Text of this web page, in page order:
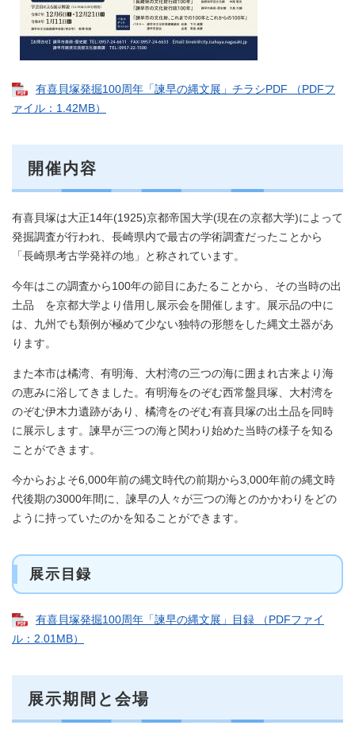
有喜貝塚発掘100周年「諫早の縄文展」チラシPDF （PDFフ
ァイル：1.42MB）
開催内容
有喜貝塚は大正14年(1925)京都帝国大学(現在の京都大学)によって
発掘調査が行われ、長崎県内で最古の学術調査だったことから
「長崎県考古学発祥の地」と称されています。
今年はこの調査から100年の節目にあたることから、その当時の出
土品 を京都大学より借用し展示会を開催します。展示品の中に
は、九州でも類例が極めて少ない独特の形態をした縄文土器があ
ります。
また本市は橘湾、有明海、大村湾の三つの海に囲まれ古来より海
の恵みに浴してきました。有明海をのぞむ西常盤貝塚、大村湾を
のぞむ伊木力遺跡があり、橘湾をのぞむ有喜貝塚の出土品を同時
に展示します。諫早が三つの海と関わり始めた当時の様子を知る
ことができます。
今からおよそ6,000年前の縄文時代の前期から3,000年前の縄文時
代後期の3000年間に、諫早の人々が三つの海とのかかわりをどの
ように持っていたのかを知ることができます。
展示目録
有喜貝塚発掘100周年「諫早の縄文展」目録 （PDFファイ
ル：2.01MB）
展示期間と会場